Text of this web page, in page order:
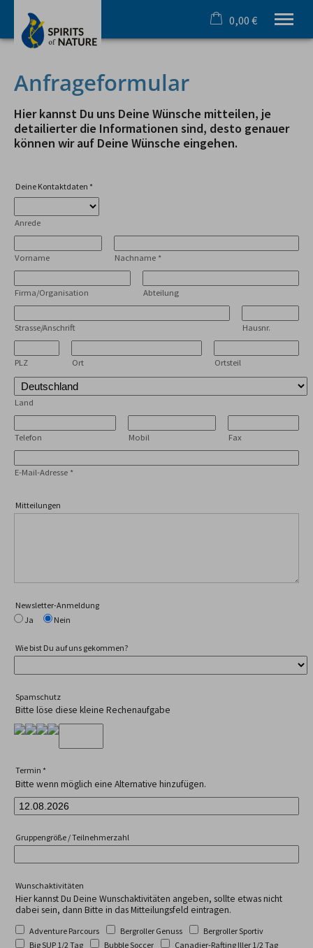
Sommer
Winter
Team & Incentive
Schule & Azubi
Infos
0,00 €
Anfrageformular
Hier kannst Du uns Deine Wünsche mitteilen, je
detailierter die Informationen sind, desto genauer
können wir auf Deine Wünsche eingehen.
Deine Kontaktdaten *
Anrede
Vorname Nachname *
Firma/Organisation Abteilung
Strasse/Anschrift Hausnr.
PLZ Ort Ortsteil
Land
Telefon Mobil Fax
E-Mail-Adresse *
Mitteilungen
Newsletter-Anmeldung
Ja
Nein
Wie bist Du auf uns gekommen?
Spamschutz
Bitte löse diese kleine Rechenaufgabe
Termin *
Bitte wenn möglich eine Alternative hinzufügen.
Gruppengröße / Teilnehmerzahl
Wunschaktivitäten
Hier kannst Du Deine Wunschaktivitäten angeben, sollte etwas nicht
dabei sein, dann Bitte in das Mitteilungsfeld eintragen.
Adventure Parcours Bergroller Genuss
Bergroller Sportiv
Big SUP 1/2 Tag
Bubble Soccer
Canadier-Rafting Iller 1/2 Tag